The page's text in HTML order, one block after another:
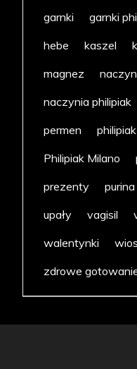
garnki
garnki
hebe
kaszel
magnez
naczynia philipiak
permen
philipiak
Philipiak Milano
prezenty
purina
upały
vagisil
walentynki
zdrowe